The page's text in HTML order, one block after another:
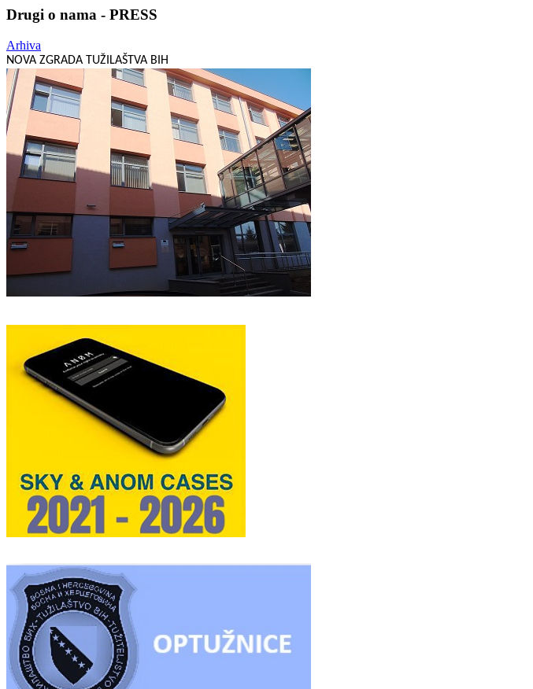
Drugi o nama - PRESS
Arhiva
NOVA ZGRADA TUŽILAŠTVA BIH